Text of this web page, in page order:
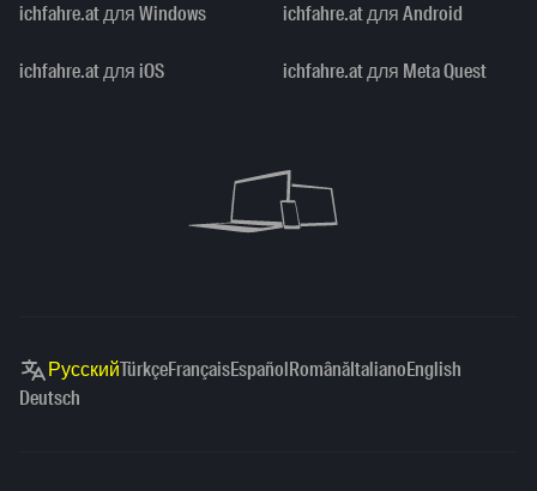
ichfahre.at для Windows ichfahre.at для Android
ichfahre.at для iOS ichfahre.at для Meta Quest
РусскийTürkçeFrançaisEspañolRomânăItalianoEnglish
Deutsch